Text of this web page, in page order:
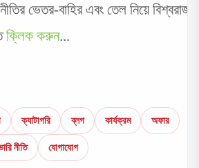
ভেতর-বাহির এবং তেল নিয়ে
ক্লিক করুন...
ক্যাটাগরি ব্লগ কার্যক্রম
অফার
নীতি যোগাযোগ